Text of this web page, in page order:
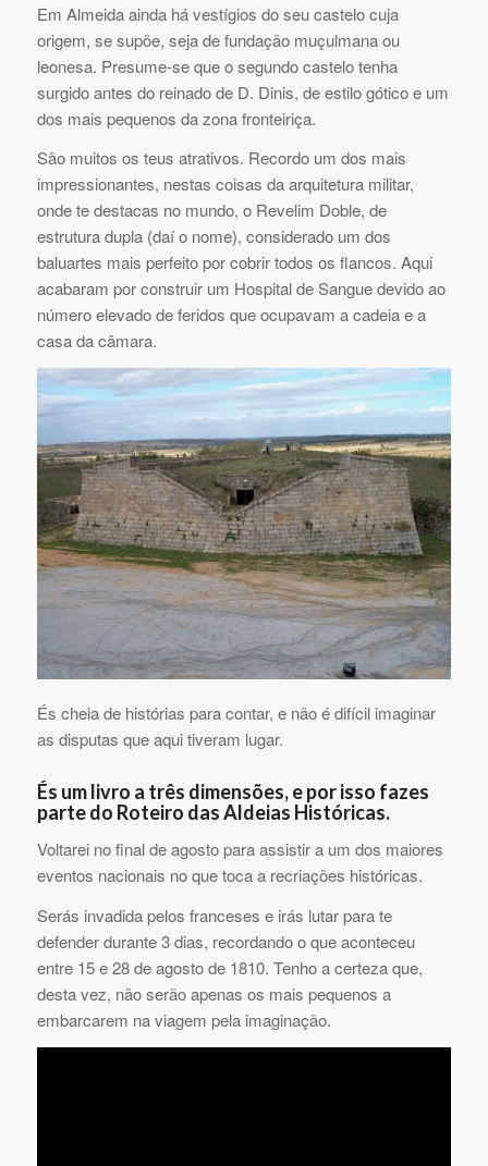
Em Almeida ainda há vestígios do seu castelo cuja
origem, se supõe, seja de fundação muçulmana ou
leonesa. Presume-se que o segundo castelo tenha
surgido antes do reinado de D. Dinis, de estilo gótico e um
dos mais pequenos da zona fronteiriça.
São muitos os teus atrativos. Recordo um dos mais
impressionantes, nestas coisas da arquitetura militar,
onde te destacas no mundo, o Revelim Doble, de
estrutura dupla (daí o nome), considerado um dos
baluartes mais perfeito por cobrir todos os flancos. Aqui
acabaram por construir um Hospital de Sangue devido ao
número elevado de feridos que ocupavam a cadeia e a
casa da câmara.
És cheia de histórias para contar, e não é difícil imaginar
as disputas que aqui tiveram lugar.
És um livro a três dimensões, e por isso fazes
parte do Roteiro das Aldeias Históricas.
Voltarei no final de agosto para assistir a um dos maiores
eventos nacionais no que toca a recriações históricas.
Serás invadida pelos franceses e irás lutar para te
defender durante 3 dias, recordando o que aconteceu
entre 15 e 28 de agosto de 1810. Tenho a certeza que,
desta vez, não serão apenas os mais pequenos a
embarcarem na viagem pela imaginação.